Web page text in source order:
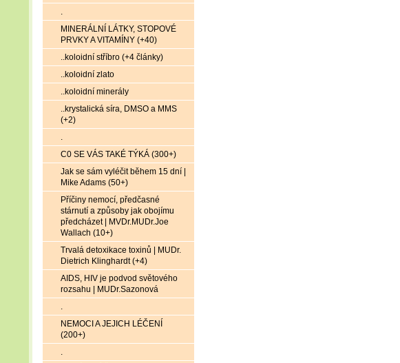
.
MINERÁLNÍ LÁTKY, STOPOVÉ
PRVKY A VITAMÍNY (+40)
..koloidní stříbro (+4 články)
..koloidní zlato
..koloidní minerály
..krystalická síra, DMSO a MMS
(+2)
.
C0 SE VÁS TAKÉ TÝKÁ (300+)
Jak se sám vyléčit během 15 dní |
Mike Adams (50+)
Příčiny nemocí, předčasné
stárnutí a způsoby jak obojímu
předcházet | MVDr.MUDr.Joe
Wallach (10+)
Trvalá detoxikace toxinů | MUDr.
Dietrich Klinghardt (+4)
AIDS, HIV je podvod světového
rozsahu | MUDr.Sazonová
.
NEMOCI A JEJICH LÉČENÍ
(200+)
.